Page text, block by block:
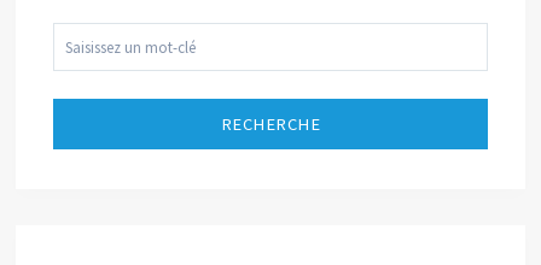
RECHERCHE